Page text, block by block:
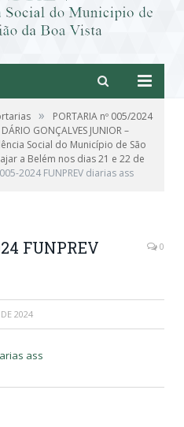
»
PORTARIA nº 005/2024
GONÇALVES JUNIOR –
Social do Município de São
a Belém nos dias 21 e 22 de
2024 FUNPREV diarias ass
FUNPREV
0
2024
ass